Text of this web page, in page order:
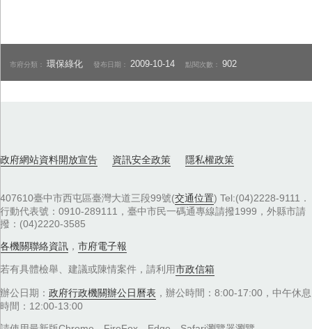
市府分類：環保綠化 發布日期： 2009-10-14 點閱次數：902
政府網站資料開放宣告 資訊安全政策 隱私權政策
407610臺中市西屯區臺灣大道三段99號(交通位置) Tel:(04)2228-9111．
行動代表號：0910-289111，臺中市民一碼通專線請撥1999，外縣市請
撥：(04)2220-3585
各機關聯絡資訊 ， 市府電子報
若有具體檢舉、建議或陳情案件，請利用市政信箱
辦公日期： 政府行政機關辦公日曆表 ，辦公時間：8:00-17:00，中午休息
時間：12:00-13:00